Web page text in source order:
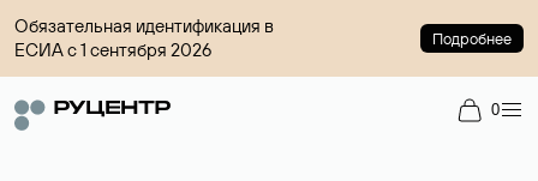
Обязательная идентификация в
ЕСИА с 1 сентября 2026
Подробнее
0